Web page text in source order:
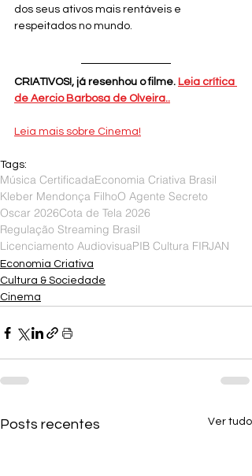
dos seus ativos mais rentáveis e
respeitados no mundo.
CRIATIVOS!, já resenhou o filme. Leia crítica
de Aercio Barbosa de Olveira..
Leia mais sobre Cinema!
Tags:
Música CertificadaEconomia Criativa Brasil
Kleber Mendonça FilhoO Agente Secreto
Oscar 2026Cota de Tela 2026
Regulação Streaming Brasil
Licenciamento AudiovisuaPIB Cultura FIRJAN
Economia Criativa
Cultura & Sociedade
Cinema
Posts recentes Ver tudo